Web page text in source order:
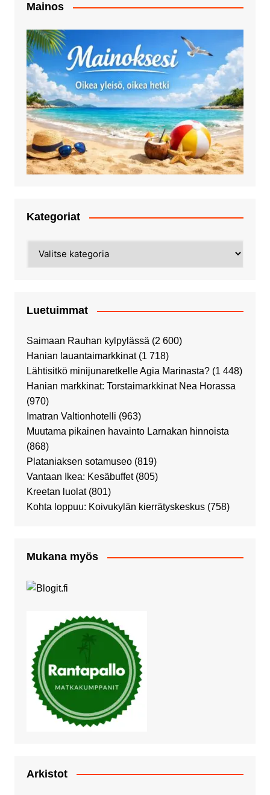
Mainos
Kategoriat
Luetuimmat
Saimaan Rauhan kylpylässä (2 600)
Hanian lauantaimarkkinat (1 718)
Lähtisitkö minijunaretkelle Agia Marinasta? (1 448)
Hanian markkinat: Torstaimarkkinat Nea Horassa
(970)
Imatran Valtionhotelli (963)
Muutama pikainen havainto Larnakan hinnoista
(868)
Plataniaksen sotamuseo (819)
Vantaan Ikea: Kesäbuffet (805)
Kreetan luolat (801)
Kohta loppuu: Koivukylän kierrätyskeskus (758)
Mukana myös
Arkistot